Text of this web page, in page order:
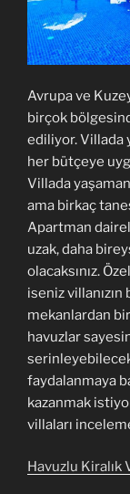
Avrupa ve
birçok
ediliyor. Villada
her bütçeye
Villada
ama birkaç
Apartman
uzak, daha
olacaksınız.
iseniz villanızın
mekanlardan
havuzlar
faydalanmaya
kazanmak
villaları
Havuzlu Kiralık